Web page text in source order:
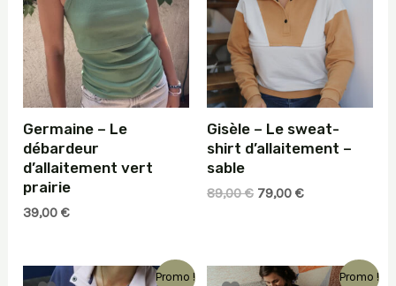
Germaine – Le
débardeur
d’allaitement vert
prairie
39,00€
Gisèle – Le sweat-
shirt d’allaitement –
sable
89,00€ Le
79,00 €Le
79,00 €.
Promo ! Promo !